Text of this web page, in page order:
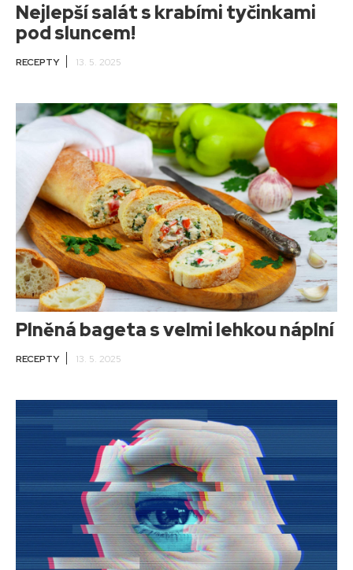
Nejlepší salát s krabími tyčinkami
pod sluncem!
RECEPTY 13. 5. 2025
Plněná bageta s velmi lehkou náplní
RECEPTY 13. 5. 2025